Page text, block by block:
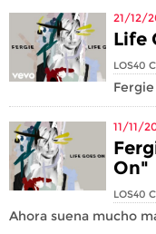
21/12/
​Life
LOS40
Fergie
11/11/
On"
LOS40
Ahora suena mucho